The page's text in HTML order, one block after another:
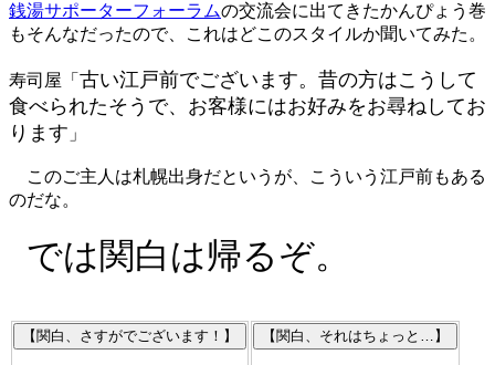
銭湯サポーターフォーラムの交流会に出てきたかんぴょう巻
もそんなだったので、これはどこのスタイルか聞いてみた。
寿司屋「 古い江戸前でございます。昔の方はこうして
食べられたそうで、お客様にはお好みをお尋ねしてお
ります 」
このご主人は札幌出身だというが、こういう江戸前もある
のだな。
では関白は帰るぞ。